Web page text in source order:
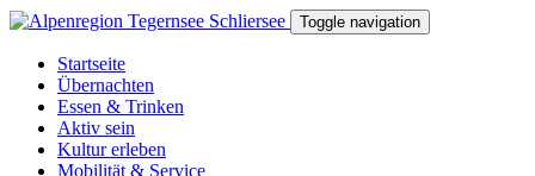
Direkt zum Inhalt Toggle navigation
Startseite
Übernachten
Essen & Trinken
Aktiv sein
Kultur erleben
Mobilität & Service